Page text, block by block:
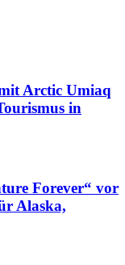
Arctic Umiaq
in
Forever“ vor
Alaska,